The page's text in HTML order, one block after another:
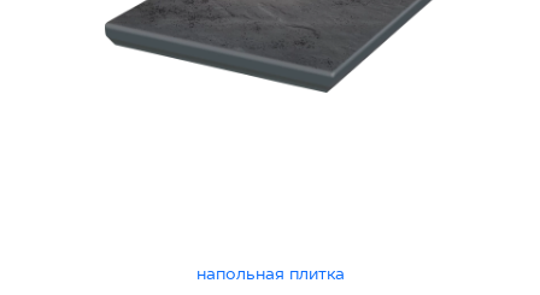
напольная плитка